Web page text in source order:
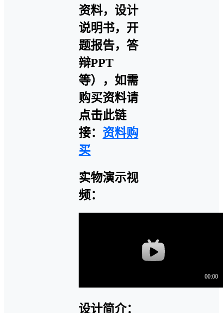
资料，设计
说明书，开
题报告，答
辩PPT
等），如需
购买资料请
点击此链
接： 资料购
买
实物演示视
频：
设计简介：